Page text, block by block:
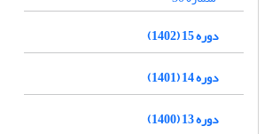
دوره 15 (1402)
دوره 14 (1401)
دوره 13 (1400)